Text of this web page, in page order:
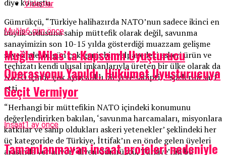
diye konuştu.
Gümrükçü, “Türkiye halihazırda NATO’nun sadece ikinci en
büyük ordusuna sahip müttefik olarak değil, savunma
sanayimizin son 10-15 yılda gösterdiği muazzam gelişme
sayesinde, bugün çok geniş bir yelpazedeki askeri ürün ve
teçhizatı kendi ulusal imkanlarıyla üreten bir ülke olarak da
NATO içinde çok ayrıcalıklı bir yere sahiptir.” sözlerini sarf
etti.
“Herhangi bir müttefikin NATO içindeki konumunu
değerlendirirken bakılan, ‘savunma harcamaları, misyonlara
katkılar ve sahip oldukları askeri yetenekler’ şeklindeki her
üç kategoride de Türkiye, İttifak’ın en önde gelen üyeleri
arasında yer alıyor” diyen Gümrükçü, Türkiye’nin bu
Videolar
Muğla6 gün önce
Muğla Milas’ta Kapsamlı Uyuşturucu
Operasyonu Yapıldı. Hükümet Uyuşturucuya
Geçit Vermiyor
İnşaat1 ay önce
Tamamlanmayan inşaat projeleri nedeniyle